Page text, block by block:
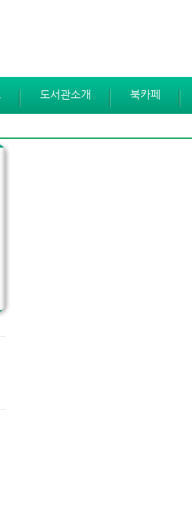
도서관소개 북카페